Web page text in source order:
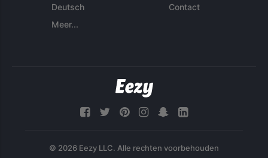
Deutsch
Meer...
Contact
© 2026 Eezy LLC. Alle rechten voorbehouden